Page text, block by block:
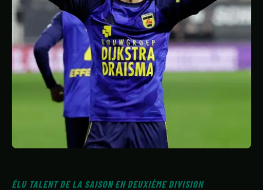
ÉLU TALENT DE LA SAISON EN DEUXIÈME DIVISION